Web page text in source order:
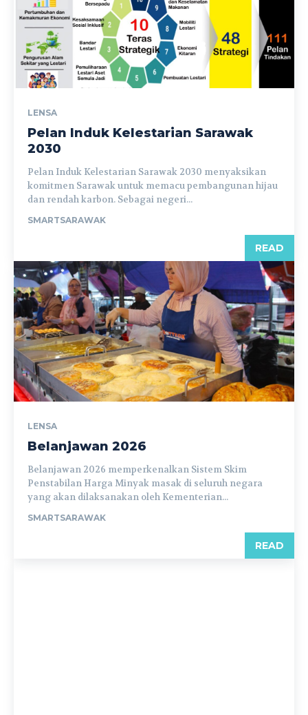
LENSA
Pelan Induk Kelestarian Sarawak
2030
Pelan Induk Kelestarian Sarawak 2030 menyaksikan
komitmen Sarawak untuk memacu pembangunan hijau
dan rendah karbon. Sebagai negeri...
SMARTSARAWAK
READ
LENSA
Belanjawan 2026
Belanjawan 2026 memperkenalkan Sistem Skim
Penstabilan Harga Minyak masak di seluruh negara
yang akan dilaksanakan oleh Kementerian...
SMARTSARAWAK
READ